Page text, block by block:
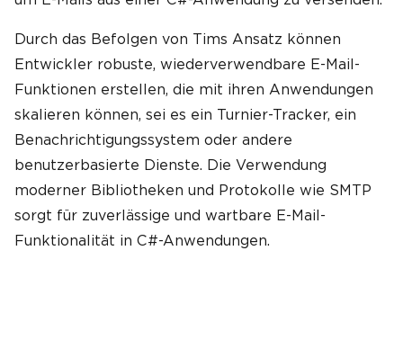
Durch das Befolgen von Tims Ansatz können
Entwickler robuste, wiederverwendbare E-Mail-
Funktionen erstellen, die mit ihren Anwendungen
skalieren können, sei es ein Turnier-Tracker, ein
Benachrichtigungssystem oder andere
benutzerbasierte Dienste. Die Verwendung
moderner Bibliotheken und Protokolle wie SMTP
sorgt für zuverlässige und wartbare E-Mail-
Funktionalität in C#-Anwendungen.